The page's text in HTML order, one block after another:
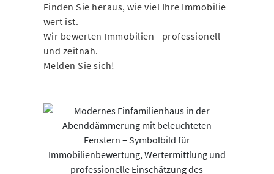
Finden Sie heraus, wie viel Ihre Immobilie
wert ist.
Wir bewerten Immobilien - professionell
und zeitnah.
Melden Sie sich!